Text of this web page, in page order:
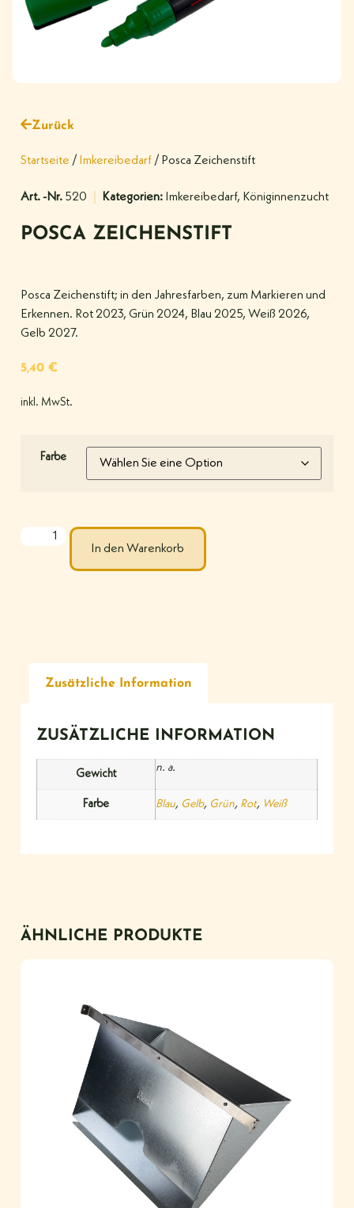
Zurück
Startseite / Imkereibedarf / Posca Zeichenstift
Art. -Nr. 520 Kategorien: Imkereibedarf, Königinnenzucht
POSCA ZEICHENSTIFT
Posca Zeichenstift; in den Jahresfarben, zum Markieren und
Erkennen. Rot 2023, Grün 2024, Blau 2025, Weiß 2026,
Gelb 2027.
5,40 €
inkl. MwSt.
Farbe
In den Warenkorb
Zusätzliche Information
ZUSÄTZLICHE INFORMATION
Gewicht
n. a.
Farbe Blau, Gelb, Grün, Rot, Weiß
ÄHNLICHE PRODUKTE